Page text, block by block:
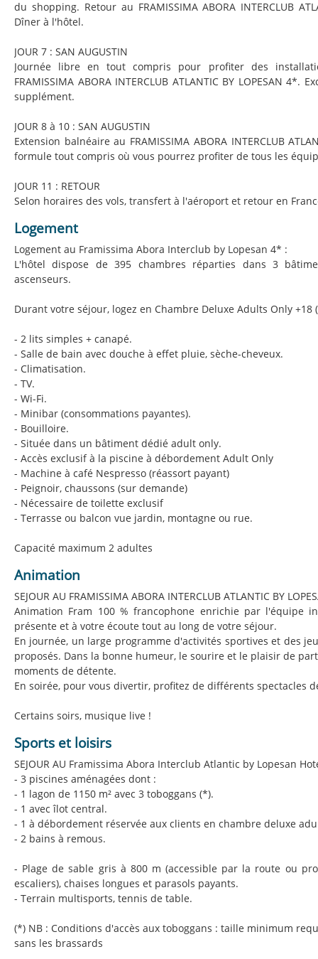
du shopping. Retour au FRAMISSIMA ABORA INTERCLUB
Dîner à l'hôtel.
JOUR 7 : SAN AUGUSTIN
Journée libre en tout compris pour profiter des
FRAMISSIMA ABORA INTERCLUB ATLANTIC BY LOPESAN 4*.
supplément.
JOUR 8 à 10 : SAN AUGUSTIN
Extension balnéaire au FRAMISSIMA ABORA INTERCLUB
formule tout compris où vous pourrez profiter de tous les
JOUR 11 : RETOUR
Selon horaires des vols, transfert à l'aéroport et retour en
Logement
Logement au Framissima Abora Interclub by Lopesan 4* :
L'hôtel dispose de 395 chambres réparties dans 3
ascenseurs.
Durant votre séjour, logez en Chambre Deluxe Adults Only +18
- 2 lits simples + canapé.
- Salle de bain avec douche à effet pluie, sèche-cheveux.
- Climatisation.
- TV.
- Wi-Fi.
- Minibar (consommations payantes).
- Bouilloire.
- Située dans un bâtiment dédié adult only.
- Accès exclusif à la piscine à débordement Adult Only
- Machine à café Nespresso (réassort payant)
- Peignoir, chaussons (sur demande)
- Nécessaire de toilette exclusif
- Terrasse ou balcon vue jardin, montagne ou rue.
Capacité maximum 2 adultes
Animation
SEJOUR AU FRAMISSIMA ABORA INTERCLUB ATLANTIC BY
Animation Fram 100 % francophone enrichie par l'équipe
présente et à votre écoute tout au long de votre séjour.
En journée, un large programme d'activités sportives et des
proposés. Dans la bonne humeur, le sourire et le plaisir de
moments de détente.
En soirée, pour vous divertir, profitez de différents spectacles
Certains soirs, musique live !
Sports et loisirs
SEJOUR AU Framissima Abora Interclub Atlantic by Lopesan
- 3 piscines aménagées dont :
- 1 lagon de 1150 m² avec 3 toboggans (*).
- 1 avec îlot central.
- 1 à débordement réservée aux clients en chambre deluxe
- 2 bains à remous.
- Plage de sable gris à 800 m (accessible par la route ou
escaliers), chaises longues et parasols payants.
- Terrain multisports, tennis de table.
(*) NB : Conditions d'accès aux toboggans : taille minimum
sans les brassards